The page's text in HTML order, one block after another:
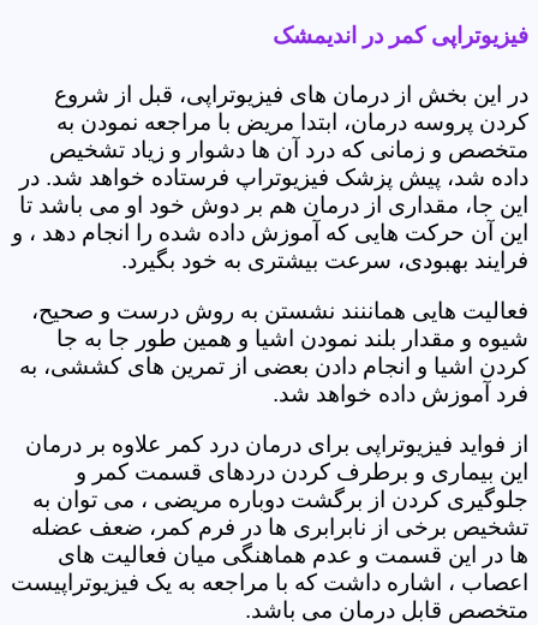
فیزیوتراپی کمر در اندیمشک
در این بخش از درمان های فیزیوتراپی، قبل از شروع
کردن پروسه درمان، ابتدا مریض با مراجعه نمودن به
متخصص و زمانی که درد آن ها دشوار و زیاد تشخیص
داده شد، پیش پزشک فیزیوتراپ فرستاده خواهد شد. در
این جا، مقداری از درمان هم بر دوش خود او می باشد تا
این آن حرکت هایی که آموزش داده شده را انجام دهد ، و
فرایند بهبودی، سرعت بیشتری به خود بگیرد.
فعالیت هایی هماننند نشستن به روش درست و صحیح،
شیوه و مقدار بلند نمودن اشیا و همین طور جا به جا
کردن اشیا و انجام دادن بعضی از تمرین های کششی، به
فرد آموزش داده خواهد شد.
از فواید فیزیوتراپی برای درمان درد کمر علاوه بر درمان
این بیماری و برطرف کردن دردهای قسمت کمر و
جلوگیری کردن از برگشت دوباره مریضی ، می توان به
تشخیص برخی از نابرابری ها در فرم کمر، ضعف عضله
ها در این قسمت و عدم هماهنگی میان فعالیت های
اعصاب ، اشاره داشت که با مراجعه به یک فیزیوتراپیست
متخصص قابل درمان می باشد.